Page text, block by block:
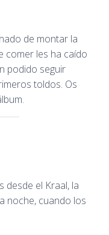
de montar la
comer les ha caído
podido seguir
toldos. Os
desde el Kraal, la
noche, cuando los